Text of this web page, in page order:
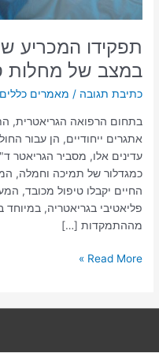
תפקידו המכריע
במצב של מחלות
כתיבת תגובה / מאמרים כללים
בתחום הרפואה הגריאטרית,
אתגרים ייחודיים, הן עבור
עדינים אלו, מסביר הגריאטר
כמגדלור של תמיכה וחמלה,
החיים יקבלו טיפול מכובד,
פליאטיבי בגריאטריה,
מההתמקדות […]
Read More »